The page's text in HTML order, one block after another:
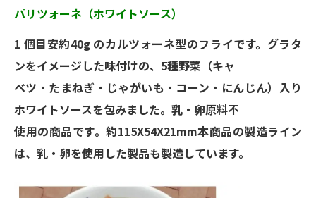
パリツォーネ（ホワイトソース）
1 個目安約40g のカルツォーネ型のフライです。グラタ
ンをイメージした味付けの、5種野菜（キャ
ベツ・たまねぎ・じゃがいも・コーン・にんじん）入り
ホワイトソースを包みました。乳・卵原料不
使用の商品です。約115X54X21mm本商品の製造ライン
は、乳・卵を使用した製品も製造しています。